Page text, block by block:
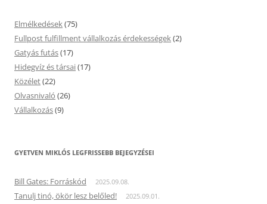
Elmélkedések(75)
Fullpost fulfillment vállalkozás érdekességek(2)
Gatyás futás(17)
Hidegvíz és társai(17)
Közélet(22)
Olvasnivaló (26)
Vállalkozás(9)
GYETVEN MIKLÓS LEGFRISSEBB BEJEGYZÉSEI
Bill Gates: Forráskód 2025.09.08.
Tanulj tinó, ökör lesz belőled! 2025.09.01.